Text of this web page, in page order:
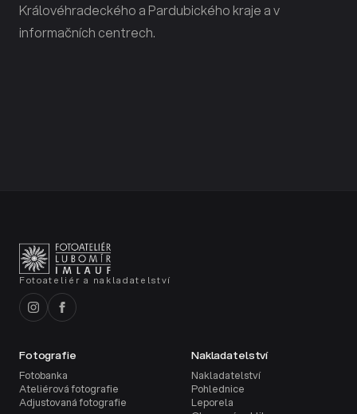
Královéhradeckého a Pardubického kraje a v
informačních centrech.
Fotoateliér a nakladatelství
Fotografie
Fotobanka
Ateliérová fotografie
Adjustovaná fotografie
Nakladatelství
Nakladatelství
Pohlednice
Leporela